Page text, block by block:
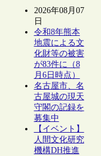
2026年08月07
日
令和8年熊本
地震による文
化財等の被害
が83件に（8
月6日時点）
名古屋市、名
古屋城の現天
守閣の記録を
募集中
【イベント】
人間文化研究
機構DH推進